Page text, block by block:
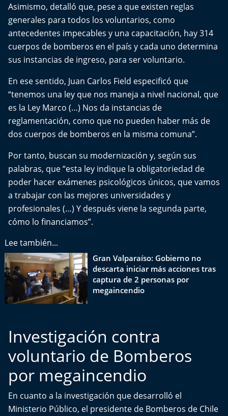
Motorfem
Agenda Propia
Chile, Historia de 30 años
Carrera a La Moneda
Aquí Estamos
Trasnoche
Reto Inmobiliario
Punto de Encuentro
Yo invito
Asimismo, detalló que, pese a que existen reglas
generales para todos los voluntarios, como
antecedentes impecables y una capacitación, hay 314
cuerpos de bomberos en el país y cada uno determina
sus instancias de ingreso, para ser voluntario.
En ese sentido, Juan Carlos Field especificó que
“tenemos una ley que nos maneja a nivel nacional, que
es la Ley Marco (…) Nos da instancias de
reglamentación, como que no pueden haber más de
dos cuerpos de bomberos en la misma comuna”.
Por tanto, buscan su modernización y, según sus
palabras, que “esta ley indique la obligatoriedad de
poder hacer exámenes psicológicos únicos, que vamos
a trabajar con las mejores universidades y
profesionales (…) Y después viene la segunda parte,
cómo lo financiamos”.
Lee también...
Gran Valparaíso: Gobierno no
descarta iniciar más acciones tras
captura de 2 personas por
megaincendio
Investigación contra
voluntario de Bomberos
por megaincendio
En cuanto a la investigación que desarrolló el
Ministerio Público, el presidente de Bomberos de Chile